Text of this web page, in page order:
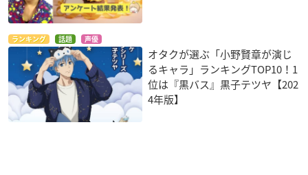
ランキング 話題 声優
オタクが選ぶ「小野賢章が演じ
るキャラ」ランキングTOP10！1
位は『黒バス』黒子テツヤ【202
4年版】